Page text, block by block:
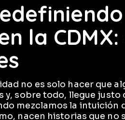
la CDMX:
no es solo hacer que
sobre todo, llegue justo
mezclamos la intuición
nacen historias que no